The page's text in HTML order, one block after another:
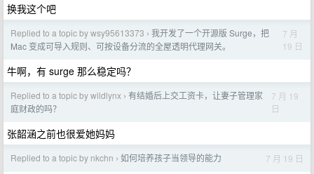
换我这个吧
Replied to a topic by wsy95613373 › 我开发了一个开源版 Surge，把
Mac 变成可导入规则、可按设备分流的全屋透明代理网关。
7 月
19 日
牛啊，有 surge 那么稳定吗？
Replied to a topic by wildlynx › 有结婚后上交工资卡，让妻子管理家
庭财政的吗？
7 月 19
日
张韶涵之前也很爱她妈妈
Replied to a topic by nkchn › 如何培养孩子当领导的能力 7 月 19 日